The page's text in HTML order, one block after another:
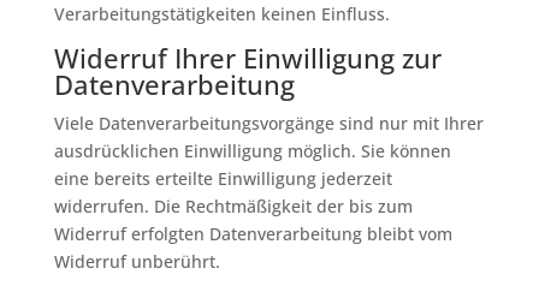
Verarbeitungstätigkeiten keinen Einfluss.
Widerruf Ihrer Einwilligung zur
Datenverarbeitung
Viele Datenverarbeitungsvorgänge sind nur mit Ihrer
ausdrücklichen Einwilligung möglich. Sie können
eine bereits erteilte Einwilligung jederzeit
widerrufen. Die Rechtmäßigkeit der bis zum
Widerruf erfolgten Datenverarbeitung bleibt vom
Widerruf unberührt.